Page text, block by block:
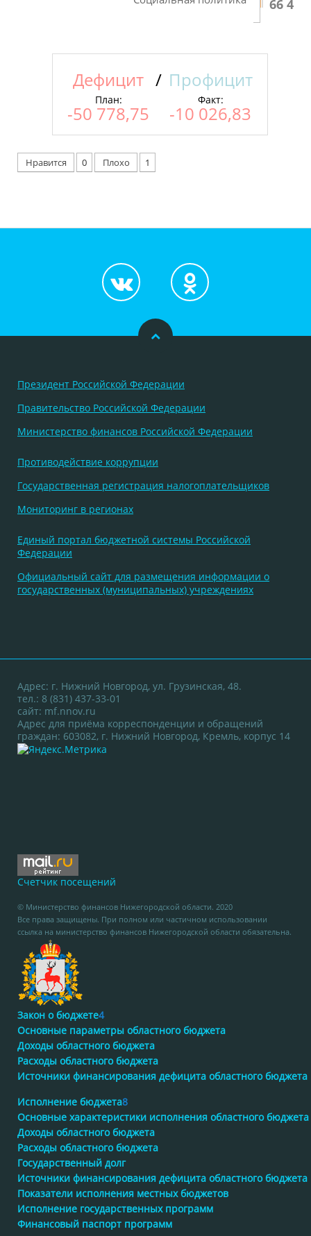
66
Дефицит / Профицит
План: Факт:
-50 778,75 -10 026,83
Нравится 0 Плохо 1
Президент Российской Федерации
Правительство Российской Федерации
Министерство финансов Российской Федерации
Противодействие коррупции
Государственная регистрация налогоплательщиков
Мониторинг в регионах
Единый портал бюджетной системы Российской
Федерации
Официальный сайт для размещения информации о
государственных (муниципальных) учреждениях
Адрес: г. Нижний Новгород, ул. Грузинская, 48.
тел.: 8 (831) 437-33-01
сайт: mf.nnov.ru
Адрес для приёма корреспонденции и обращений
граждан: 603082, г. Нижний Новгород, Кремль, корпус 14
Счетчик посещений
© Министерство финансов Нижегородской области. 2020
Все права защищены. При полном или частичном использовании
ссылка на министерство финансов Нижегородской области обязательна.
Закон о бюджете4
Основные параметры областного бюджета
Доходы областного бюджета
Расходы областного бюджета
Источники финансирования дефицита областного бюджета
Исполнение бюджета8
Основные характеристики исполнения областного бюджета
Доходы областного бюджета
Расходы областного бюджета
Государственный долг
Источники финансирования дефицита областного бюджета
Показатели исполнения местных бюджетов
Исполнение государственных программ
Финансовый паспорт программ